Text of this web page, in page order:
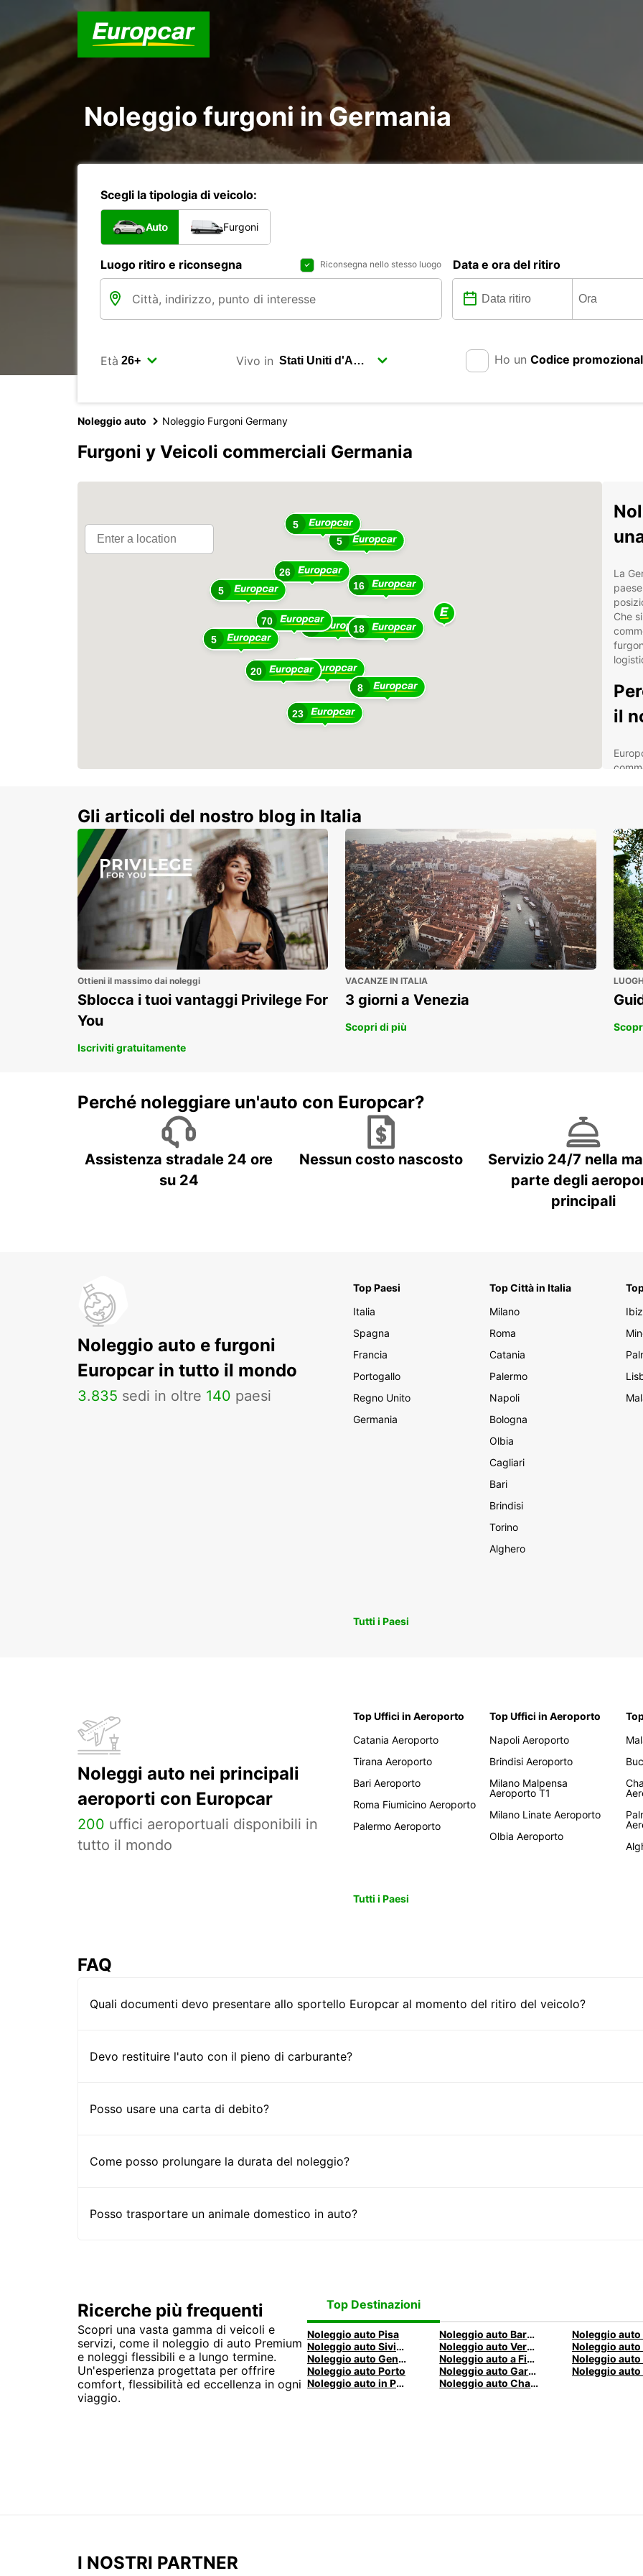
Noleggio furgoni in Germania
Scegli la tipologia di veicolo:
Auto Furgoni
Luogo ritiro e riconsegna Riconsegna nello stesso luogo Data e ora del ritiro
Età Vivo in Ho un Codice
Noleggio auto Noleggio Furgoni Germany
Furgoni y Veicoli commerciali Germania
69
70
18
79
26
16
20
5
8
5
5
23
5
La
Che
il
Tra i
Gli articoli del nostro blog in Italia
Ottieni il massimo dai noleggi
Sblocca i tuoi vantaggi Privilege For
You
Iscriviti gratuitamente
VACANZE IN ITALIA
3 giorni a Venezia
Scopri di più
Perché noleggiare un'auto con Europcar?
Assistenza stradale 24 ore
su 24
Nessun costo nascosto
Servizio 24/7 nella
parte degli
principali
Noleggio auto e furgoni
Europcar in tutto il mondo
3.835 sedi in oltre 140 paesi
Top Paesi
Italia
Spagna
Francia
Portogallo
Regno Unito
Germania
Top Città in Italia
Milano
Roma
Catania
Palermo
Napoli
Bologna
Olbia
Cagliari
Bari
Brindisi
Torino
Alghero
Tutti i Paesi
Noleggi auto nei principali
aeroporti con Europcar
200 uffici aeroportuali disponibili in
tutto il mondo
Top Uffici in Aeroporto
Catania Aeroporto
Tirana Aeroporto
Bari Aeroporto
Roma Fiumicino Aeroporto
Palermo Aeroporto
Top Uffici in Aeroporto
Napoli Aeroporto
Brindisi Aeroporto
Milano Malpensa
Aeroporto T1
Milano Linate Aeroporto
Olbia Aeroporto
Tutti i Paesi
FAQ
Quali documenti devo presentare allo sportello Europcar al momento del ritiro del veicolo?
Devo restituire l'auto con il pieno di carburante?
Posso usare una carta di debito?
Come posso prolungare la durata del noleggio?
Posso trasportare un animale domestico in auto?
Ricerche più frequenti
Scopri una vasta gamma di veicoli e
servizi, come il noleggio di auto Premium
e noleggi flessibili e a lungo termine.
Un'esperienza progettata per offrire
comfort, flessibilità ed eccellenza in ogni
viaggio.
Top Destinazioni
Noleggio auto Pisa Noleggio auto Barcellona
Noleggio auto Siviglia
Noleggio auto Verona
Noleggio auto Genova
Noleggio auto a Firenze
Noleggio auto Porto
Noleggio auto Garching bei München
Noleggio auto in Parigi
Noleggio auto Charleroi
I NOSTRI PARTNER